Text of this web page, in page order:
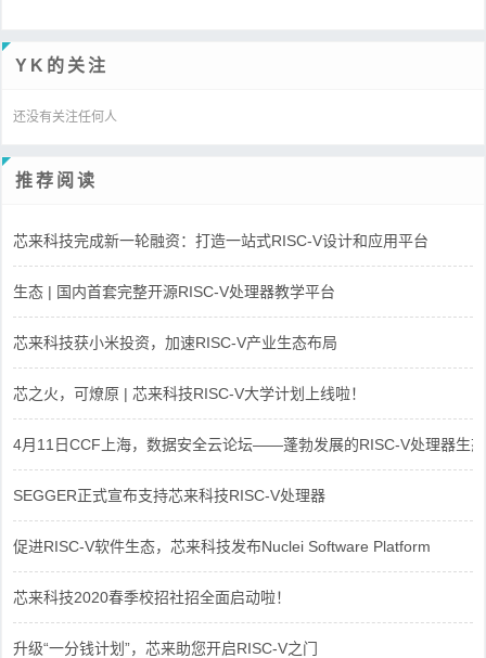
YK的关注
还没有关注任何人
推荐阅读
芯来科技完成新一轮融资：打造一站式RISC-V设计和应用平台
生态 | 国内首套完整开源RISC-V处理器教学平台
芯来科技获小米投资，加速RISC-V产业生态布局
芯之火，可燎原 | 芯来科技RISC-V大学计划上线啦！
4月11日CCF上海，数据安全云论坛——蓬勃发展的RISC-V处理器生态
SEGGER正式宣布支持芯来科技RISC-V处理器
促进RISC-V软件生态，芯来科技发布Nuclei Software Platform
芯来科技2020春季校招社招全面启动啦！
升级“一分钱计划”，芯来助您开启RISC-V之门